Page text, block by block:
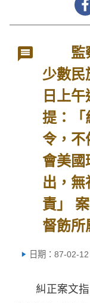
監察
少數民
日上
提：「
令，不
會美國
出，無
責」
督飭所
日期：87-02-12
糾正案文指